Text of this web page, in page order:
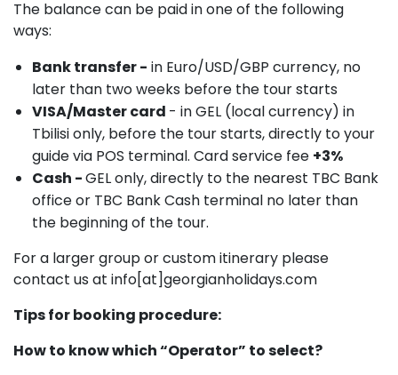
The balance can be paid in one of the following
ways:
Bank transfer - in Euro/USD/GBP currency, no
later than two weeks before the tour starts
VISA/Master card - in GEL (local currency) in
Tbilisi only, before the tour starts, directly to your
guide via POS terminal. Card service fee +3%
Cash -GEL only, directly to the nearest TBC Bank
office or TBC Bank Cash terminal no later than
the beginning of the tour.
For a larger group or custom itinerary please
contact us at info[at]georgianholidays.com
Tips for booking procedure:
How to know which “Operator” to select?